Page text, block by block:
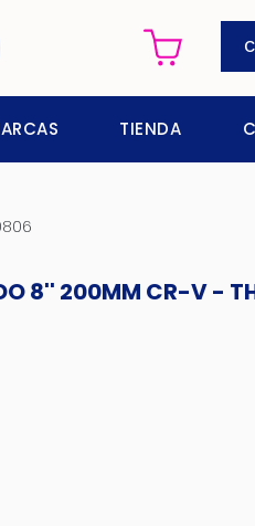
TIENDA
8'' 200MM CR-V -